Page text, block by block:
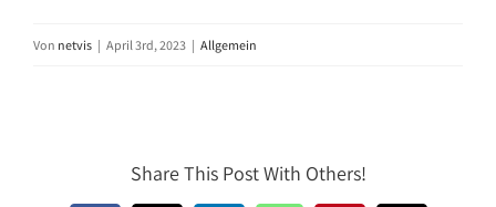
Von netvis | April 3rd, 2023 | Allgemein
Share This Post With Others!